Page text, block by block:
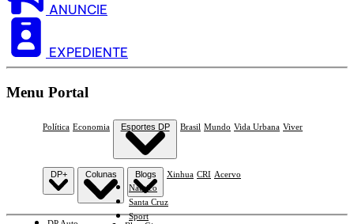
ANUNCIE
EXPEDIENTE
Menu Portal
Política Economia Esportes DP
Náutico
Santa Cruz
Sport
Brasil Mundo Vida Urbana Viver
DP+ Colunas Blogs Xinhua CRI Acervo